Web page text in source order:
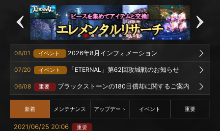
08/01 イベント 2026年8月インフォメーション
07/20 イベント 「ETERNAL」第62回攻城戦のお知らせ
06/08 重要 ブラックストーンの180日償却に関するご案内
新着 メンテナンス アップデート イベント 重要
2021/06/25 20:06 重要